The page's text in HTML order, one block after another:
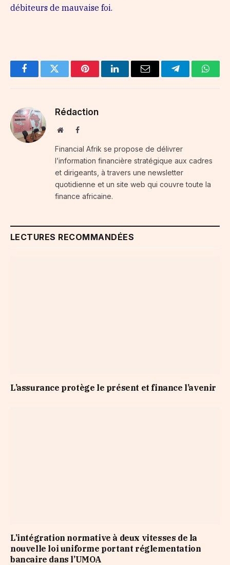
débiteurs de mauvaise foi.
FacebookTwitter PinterestLinkedInEmail Telegram
Rédaction
WebsiteFacebook
Financial Afrik se propose de délivrer
l’information financière stratégique aux cadres
et dirigeants, à travers une newsletter
quotidienne et un site web qui couvre toute la
finance africaine.
LECTURES RECOMMANDÉES
L’assurance protège le présent et finance l’avenir
L’intégration normative à deux vitesses de la
nouvelle loi uniforme portant réglementation
bancaire dans l’UMOA